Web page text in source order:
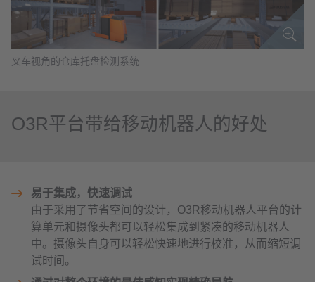
叉车视角的仓库托盘检测系统
O3R平台带给移动机器人的好处
易于集成，快速调试
由于采用了节省空间的设计，O3R移动机器人平台的计
算单元和摄像头都可以轻松集成到紧凑的移动机器人
中。摄像头自身可以轻松快速地进行校准，从而缩短调
试时间。